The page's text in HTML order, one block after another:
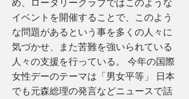
め、ロータリークラブではこのような
イベントを開催することで、このよう
な問題があるという事を多くの人々に
気づかせ、また苦難を強いられている
人々の支援を行っている。 今年の国際
女性デーのテーマは「男女平等」 日本
でも元森総理の発言などニュースで話